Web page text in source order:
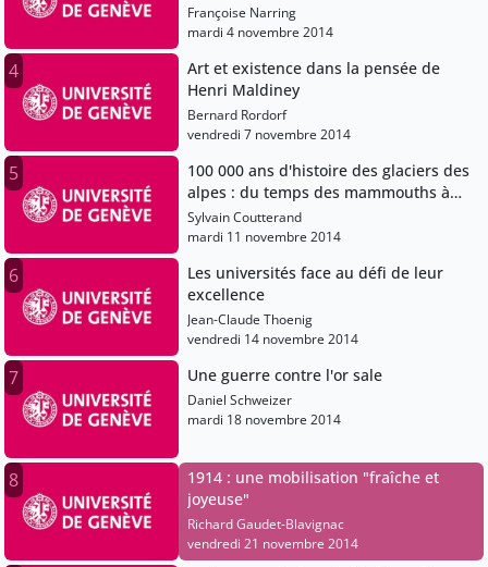
Françoise Narring
mardi 4 novembre 2014
4
Art et existence dans la pensée de
Henri Maldiney
Bernard Rordorf
vendredi 7 novembre 2014
5
100 000 ans d'histoire des glaciers des
alpes : du temps des mammouths à
aujourd'hui
Sylvain Coutterand
mardi 11 novembre 2014
6
Les universités face au défi de leur
excellence
Jean-Claude Thoenig
vendredi 14 novembre 2014
7 Une guerre contre l'or sale
Daniel Schweizer
mardi 18 novembre 2014
8
1914 : une mobilisation "fraîche et
joyeuse"
Richard Gaudet-Blavignac
vendredi 21 novembre 2014